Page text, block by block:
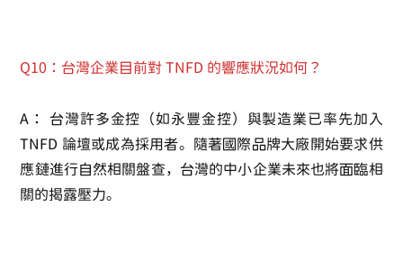
Q10：台灣企業目前對 TNFD 的響應狀況如何？
A：
台灣許多金控（如永豐金控）與製造業已率先加入
TNFD 論壇或成為採用者。隨著國際品牌大廠開始要求供
應鏈進行自然相關盤查，台灣的中小企業未來也將面臨相
關的揭露壓力。